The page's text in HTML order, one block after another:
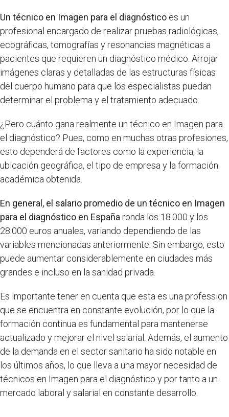
Un técnico en Imagen para el diagnóstico es un
profesional encargado de realizar pruebas radiológicas,
ecográficas, tomografías y resonancias magnéticas a
pacientes que requieren un diagnóstico médico. Arrojar
imágenes claras y detalladas de las estructuras físicas
del cuerpo humano para que los especialistas puedan
determinar el problema y el tratamiento adecuado.
¿Pero cuánto gana realmente un técnico en Imagen para
el diagnóstico? Pues, como en muchas otras profesiones,
esto dependerá de factores como la experiencia, la
ubicación geográfica, el tipo de empresa y la formación
académica obtenida.
En general, el salario promedio de un técnico en Imagen
para el diagnóstico en España ronda los 18.000 y los
28.000 euros anuales, variando dependiendo de las
variables mencionadas anteriormente. Sin embargo, esto
puede aumentar considerablemente en ciudades más
grandes e incluso en la sanidad privada.
Es importante tener en cuenta que esta es una profession
que se encuentra en constante evolución, por lo que la
formación continua es fundamental para mantenerse
actualizado y mejorar el nivel salarial. Además, el aumento
de la demanda en el sector sanitario ha sido notable en
los últimos años, lo que lleva a una mayor necesidad de
técnicos en Imagen para el diagnóstico y por tanto a un
mercado laboral y salarial en constante desarrollo.